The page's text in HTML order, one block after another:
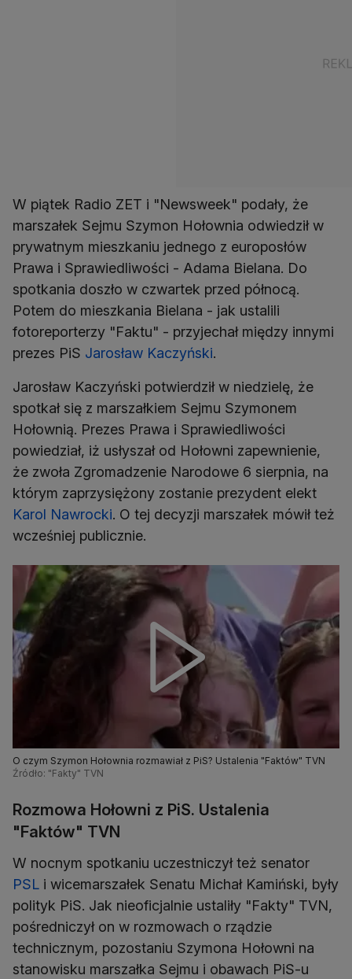
W piątek Radio ZET i "Newsweek" podały, że
marszałek Sejmu Szymon Hołownia odwiedził w
prywatnym mieszkaniu jednego z europosłów
Prawa i Sprawiedliwości - Adama Bielana. Do
spotkania doszło w czwartek przed północą.
Potem do mieszkania Bielana - jak ustalili
fotoreporterzy "Faktu" - przyjechał między innymi
prezes PiS Jarosław Kaczyński.
Jarosław Kaczyński potwierdził w niedzielę, że
spotkał się z marszałkiem Sejmu Szymonem
Hołownią. Prezes Prawa i Sprawiedliwości
powiedział, iż usłyszał od Hołowni zapewnienie,
że zwoła Zgromadzenie Narodowe 6 sierpnia, na
którym zaprzysiężony zostanie prezydent elekt
Karol Nawrocki. O tej decyzji marszałek mówił też
wcześniej publicznie.
O czym Szymon Hołownia rozmawiał z PiS? Ustalenia "Faktów" TVN
Źródło: "Fakty" TVN
Rozmowa Hołowni z PiS. Ustalenia
"Faktów" TVN
W nocnym spotkaniu uczestniczył też senator
PSL i wicemarszałek Senatu Michał Kamiński, były
polityk PiS. Jak nieoficjalnie ustaliły "Fakty" TVN,
pośredniczył on w rozmowach o rządzie
technicznym, pozostaniu Szymona Hołowni na
stanowisku marszałka Sejmu i obawach PiS-u